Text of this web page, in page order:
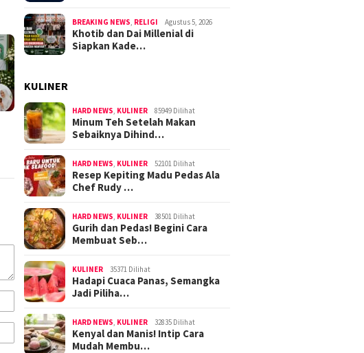
BREAKING NEWS RELIGI Agustus 5, 2026
Khotib dan Dai Millenial di
Siapkan Kade…
KULINER
HARD NEWS KULINER 85949 Dilihat
Minum Teh Setelah Makan
Sebaiknya Dihind…
HARD NEWS KULINER 52101 Dilihat
Resep Kepiting Madu Pedas Ala
Chef Rudy …
HARD NEWS KULINER 38501 Dilihat
Gurih dan Pedas! Begini Cara
Membuat Seb…
KULINER 35371 Dilihat
Hadapi Cuaca Panas, Semangka
Jadi Piliha…
HARD NEWS KULINER 32835 Dilihat
Kenyal dan Manis! Intip Cara
Mudah Membu…